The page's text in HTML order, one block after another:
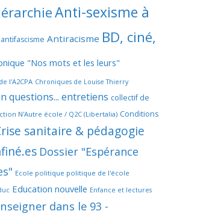
Anti-sexisme à
antifascisme Antiracisme BD, ciné,
"Nos mots et les leurs"
l'A2CPA Chroniques de Louise Thierry
questions... entretiens collectif de
N'Autre école / Q2C (Libertalia) Conditions
sanitaire & pédagogie
Dossier "Espérance
Ecole politique politique de l'école
Education nouvelle Enfance et lectures
dans le 93 -